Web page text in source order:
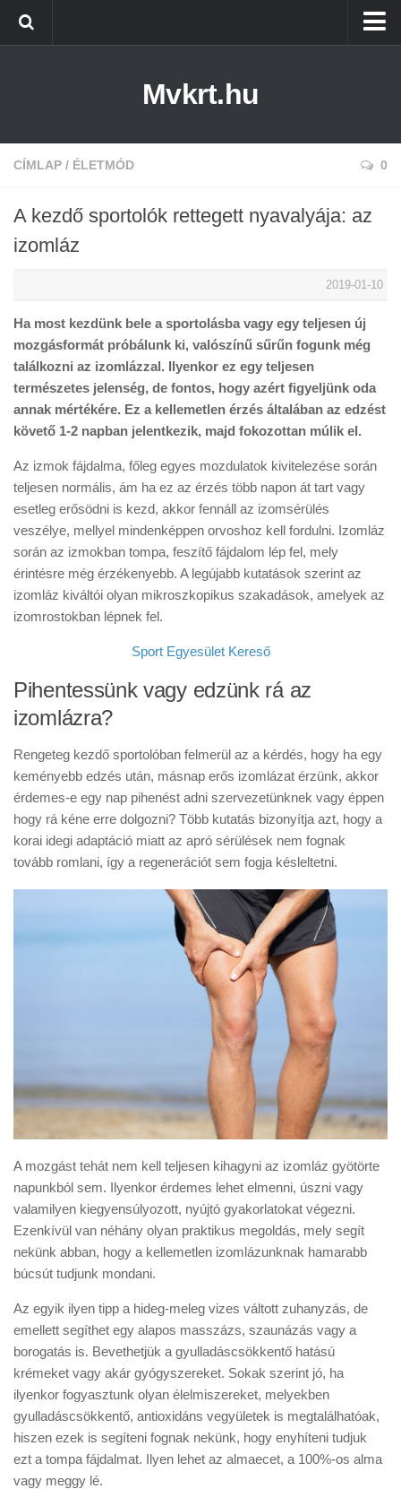
Tiszaújváros
Kazincbarcika
Mvkrt.hu
CÍMLAP / ÉLETMÓD 0
A kezdő sportolók rettegett nyavalyája: az
izomláz
2019-01-10
Ha most kezdünk bele a sportolásba vagy egy teljesen új
mozgásformát próbálunk ki, valószínű sűrűn fogunk még
találkozni az izomlázzal. Ilyenkor ez egy teljesen
természetes jelenség, de fontos, hogy azért figyeljünk oda
annak mértékére. Ez a kellemetlen érzés általában az edzést
követő 1-2 napban jelentkezik, majd fokozottan múlik el.
Az izmok fájdalma, főleg egyes mozdulatok kivitelezése során
teljesen normális, ám ha ez az érzés több napon át tart vagy
esetleg erősödni is kezd, akkor fennáll az izomsérülés
veszélye, mellyel mindenképpen orvoshoz kell fordulni. Izomláz
során az izmokban tompa, feszítő fájdalom lép fel, mely
érintésre még érzékenyebb. A legújabb kutatások szerint az
izomláz kiváltói olyan mikroszkopikus szakadások, amelyek az
izomrostokban lépnek fel.
Sport Egyesület Kereső
Pihentessünk vagy edzünk rá az
izomlázra?
Rengeteg kezdő sportolóban felmerül az a kérdés, hogy ha egy
keményebb edzés után, másnap erős izomlázat érzünk, akkor
érdemes-e egy nap pihenést adni szervezetünknek vagy éppen
hogy rá kéne erre dolgozni? Több kutatás bizonyítja azt, hogy a
korai idegi adaptáció miatt az apró sérülések nem fognak
tovább romlani, így a regenerációt sem fogja késleltetni.
A mozgást tehát nem kell teljesen kihagyni az izomláz gyötörte
napunkból sem. Ilyenkor érdemes lehet elmenni, úszni vagy
valamilyen kiegyensúlyozott, nyújtó gyakorlatokat végezni.
Ezenkívül van néhány olyan praktikus megoldás, mely segít
nekünk abban, hogy a kellemetlen izomlázunknak hamarabb
búcsút tudjunk mondani.
Az egyik ilyen tipp a hideg-meleg vizes váltott zuhanyzás, de
emellett segíthet egy alapos masszázs, szaunázás vagy a
borogatás is. Bevethetjük a gyulladáscsökkentő hatású
krémeket vagy akár gyógyszereket. Sokak szerint jó, ha
ilyenkor fogyasztunk olyan élelmiszereket, melyekben
gyulladáscsökkentő, antioxidáns vegyületek is megtalálhatóak,
hiszen ezek is segíteni fognak nekünk, hogy enyhíteni tudjuk
ezt a tompa fájdalmat. Ilyen lehet az almaecet, a 100%-os alma
vagy meggy lé.